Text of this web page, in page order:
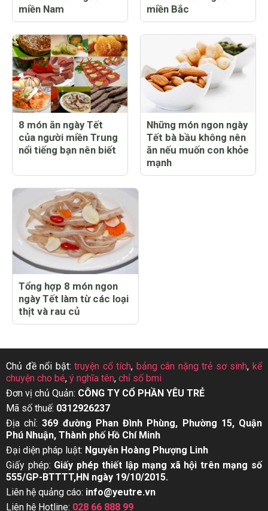
miền Nam
miền Bắc
8 món ăn ngày Tết
của người miền Trung
nổi tiếng bạn nên biết
Những món ngon ngày
Tết bà bầu không nên
ăn nếu muốn con khỏe
mạnh
Tổng hợp 8 món ngon
ngày Tết làm từ các loại
thịt và rau củ
Chủ đề nổi bật:truyện cổ tích, bảng cân nặng trẻ sơ sinh,kể
chuyện cho bé, ý nghĩa tên, chỉ số bmi
Đơn vị chủ Quản: CÔNG TY CỔ PHẦN YÊU TRẺ
Mã số thuế: 0312926237
Địa chỉ:369 đường Phan Đình Phùng, Phường 15, Quận
Phú Nhuận, Thành phố Hồ Chí Minh
Đại diện pháp luật: Nguyễn Hoàng Phượng Linh
Giấy phép: Giấy phép thiết lập mạng xã hội trên mạng số
555/GP-BTTTT,HN ngày 19/10/2015.
Liên hệ quảng cáo: info@yeutre.vn
Liên hệ Hotline: 028 66 888 99